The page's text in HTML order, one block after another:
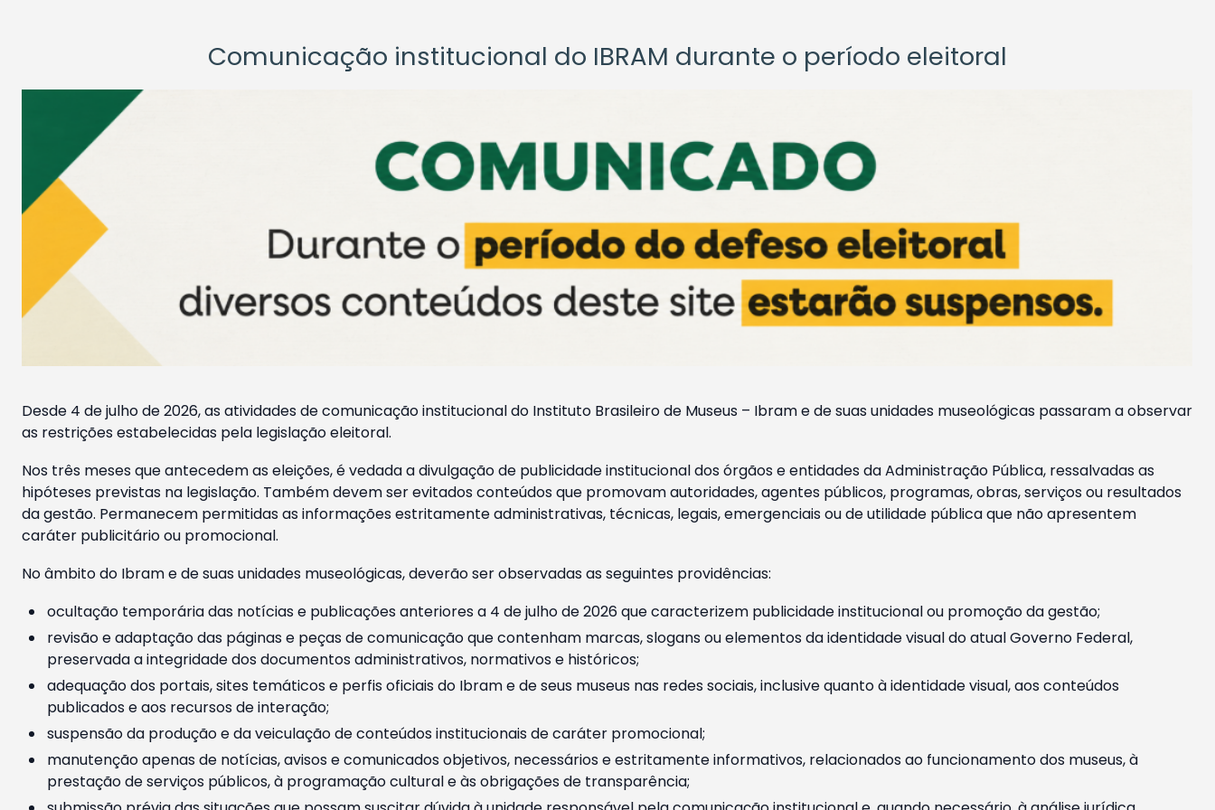
Comunicação institucional do IBRAM durante o período eleitoral
Desde 4 de julho de 2026, as atividades de comunicação institucional do Instituto Brasileiro de Museus – Ibram e de suas unidades museológicas passaram a observar
as restrições estabelecidas pela legislação eleitoral.
Nos três meses que antecedem as eleições, é vedada a divulgação de publicidade institucional dos órgãos e entidades da Administração Pública, ressalvadas as
hipóteses previstas na legislação. Também devem ser evitados conteúdos que promovam autoridades, agentes públicos, programas, obras, serviços ou resultados
da gestão. Permanecem permitidas as informações estritamente administrativas, técnicas, legais, emergenciais ou de utilidade pública que não apresentem
caráter publicitário ou promocional.
No âmbito do Ibram e de suas unidades museológicas, deverão ser observadas as seguintes providências:
ocultação temporária das notícias e publicações anteriores a 4 de julho de 2026 que caracterizem publicidade institucional ou promoção da gestão;
revisão e adaptação das páginas e peças de comunicação que contenham marcas, slogans ou elementos da identidade visual do atual Governo Federal,
preservada a integridade dos documentos administrativos, normativos e históricos;
adequação dos portais, sites temáticos e perfis oficiais do Ibram e de seus museus nas redes sociais, inclusive quanto à identidade visual, aos conteúdos
publicados e aos recursos de interação;
suspensão da produção e da veiculação de conteúdos institucionais de caráter promocional;
manutenção apenas de notícias, avisos e comunicados objetivos, necessários e estritamente informativos, relacionados ao funcionamento dos museus, à
prestação de serviços públicos, à programação cultural e às obrigações de transparência;